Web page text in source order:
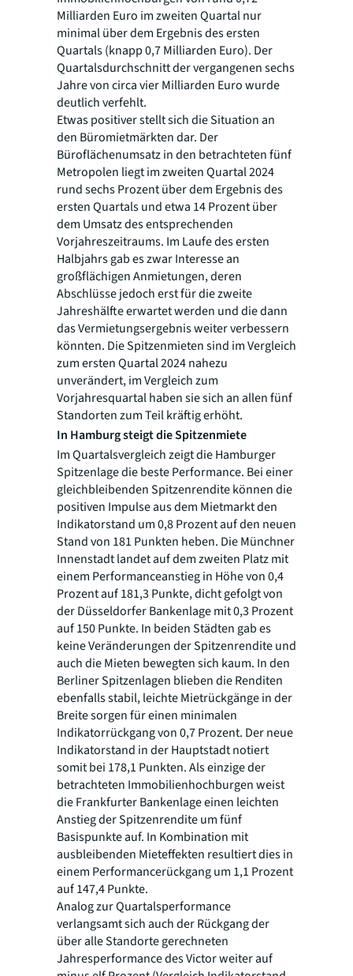
Milliarden Euro im zweiten Quartal nur
minimal über dem Ergebnis des ersten
Quartals (knapp 0,7 Milliarden Euro). Der
Quartalsdurchschnitt der vergangenen sechs
Jahre von circa vier Milliarden Euro wurde
deutlich verfehlt.
Etwas positiver stellt sich die Situation an
den Büromietmärkten dar. Der
Büroflächenumsatz in den betrachteten fünf
Metropolen liegt im zweiten Quartal 2024
rund sechs Prozent über dem Ergebnis des
ersten Quartals und etwa 14 Prozent über
dem Umsatz des entsprechenden
Vorjahreszeitraums. Im Laufe des ersten
Halbjahrs gab es zwar Interesse an
großflächigen Anmietungen, deren
Abschlüsse jedoch erst für die zweite
Jahreshälfte erwartet werden und die dann
das Vermietungsergebnis weiter verbessern
könnten. Die Spitzenmieten sind im Vergleich
zum ersten Quartal 2024 nahezu
unverändert, im Vergleich zum
Vorjahresquartal haben sie sich an allen fünf
Standorten zum Teil kräftig erhöht.
In Hamburg steigt die Spitzenmiete
Im Quartalsvergleich zeigt die Hamburger
Spitzenlage die beste Performance. Bei einer
gleichbleibenden Spitzenrendite können die
positiven Impulse aus dem Mietmarkt den
Indikatorstand um 0,8 Prozent auf den neuen
Stand von 181 Punkten heben. Die Münchner
Innenstadt landet auf dem zweiten Platz mit
einem Performanceanstieg in Höhe von 0,4
Prozent auf 181,3 Punkte, dicht gefolgt von
der Düsseldorfer Bankenlage mit 0,3 Prozent
auf 150 Punkte. In beiden Städten gab es
keine Veränderungen der Spitzenrendite und
auch die Mieten bewegten sich kaum. In den
Berliner Spitzenlagen blieben die Renditen
ebenfalls stabil, leichte Mietrückgänge in der
Breite sorgen für einen minimalen
Indikatorrückgang von 0,7 Prozent. Der neue
Indikatorstand in der Hauptstadt notiert
somit bei 178,1 Punkten. Als einzige der
betrachteten Immobilienhochburgen weist
die Frankfurter Bankenlage einen leichten
Anstieg der Spitzenrendite um fünf
Basispunkte auf. In Kombination mit
ausbleibenden Mieteffekten resultiert dies in
einem Performancerückgang um 1,1 Prozent
auf 147,4 Punkte.
Analog zur Quartalsperformance
verlangsamt sich auch der Rückgang der
über alle Standorte gerechneten
Jahresperformance des Victor weiter auf